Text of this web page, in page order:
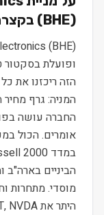
(BHE) בקצרה
הזה ריכזנו את
המניה: גרף
החברה עושה
אומרים. הכול
הביניים בארה"ב
מוסדי. מתחרות